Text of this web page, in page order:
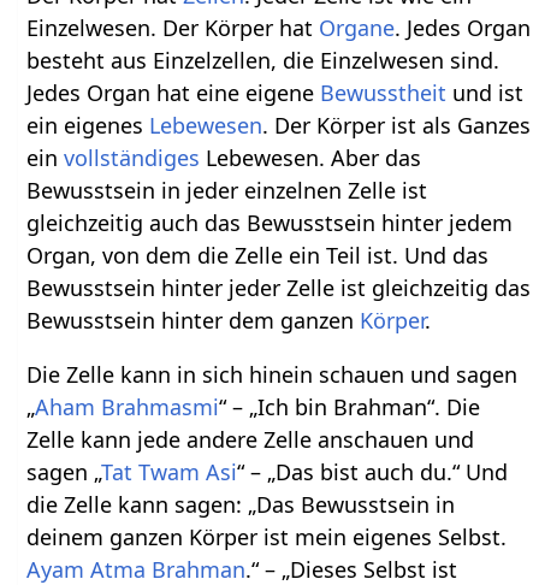
Einzelwesen. Der Körper hat Organe. Jedes Organ
besteht aus Einzelzellen, die Einzelwesen sind.
Jedes Organ hat eine eigene Bewusstheit und ist
ein eigenes Lebewesen. Der Körper ist als Ganzes
einvollständiges Lebewesen. Aber das
Bewusstsein in jeder einzelnen Zelle ist
gleichzeitig auch das Bewusstsein hinter jedem
Organ, von dem die Zelle ein Teil ist. Und das
Bewusstsein hinter jeder Zelle ist gleichzeitig das
Bewusstsein hinter dem ganzen Körper.
Die Zelle kann in sich hinein schauen und sagen
„Aham Brahmasmi“ – „Ich bin Brahman“. Die
Zelle kann jede andere Zelle anschauen und
sagen „Tat Twam Asi“ – „Das bist auch du.“ Und
die Zelle kann sagen: „Das Bewusstsein in
deinem ganzen Körper ist mein eigenes Selbst.
Ayam Atma Brahman.“ – „Dieses Selbst ist